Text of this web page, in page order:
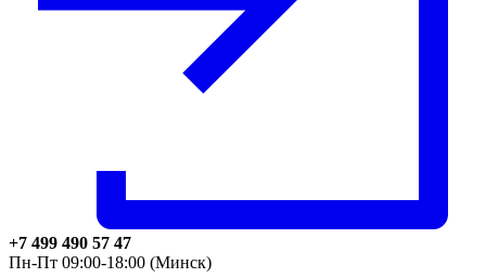
+7 499 490 57 47
Пн-Пт 09:00-18:00 (Минск)